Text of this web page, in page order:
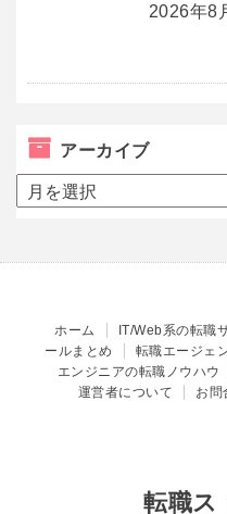
2026年8
アーカイブ
ア
ー
ホーム IT/Web系の転職
ールまとめ
転職エージェ
エンジニアの転職ノウハウ
運営者について
お問
転職ス